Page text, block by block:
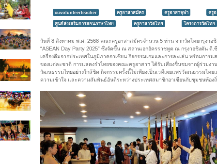
cuvolunteerteacher ครูอาสาสมัคร ครูอาสาจุฬา ครู
ศูนย์ส่งเสริมการสอนภาษาไทย ครูอาสาวัดไทย โครงการวัดไทย
วันที่ 8 สิงหาคม พ.ศ. 2568 คณะครูอาสาสมัครจำนวน 5 ท่าน จากวัดไทยกรุงว
“ASEAN Day Party 2025” ซึ่งจัดขึ้น ณ สถานเอกอัครราชทูต ณ กรุงวอชิงตัน ดี
เครื่องดื่มจากประเทศในภูมิภาคอาเซียน กิจกรรมเกมและการละเล่น พร้อมกา
ของแต่ละชาติ การแสดงรำไทยของคณะครูอาสาฯ ได้รับเสียงชื่นชมจากผู้ร่วมง
วัฒนธรรมไทยอย่างใกล้ชิด กิจกรรมครั้งนี้ไม่เพียงเป็นเวทีเผยแพร่วัฒนธรรมไท
ความเข้าใจ และความสัมพันธ์อันดีระหว่างประเทศสมาชิกอาเซียนกับชุมชนท้อง